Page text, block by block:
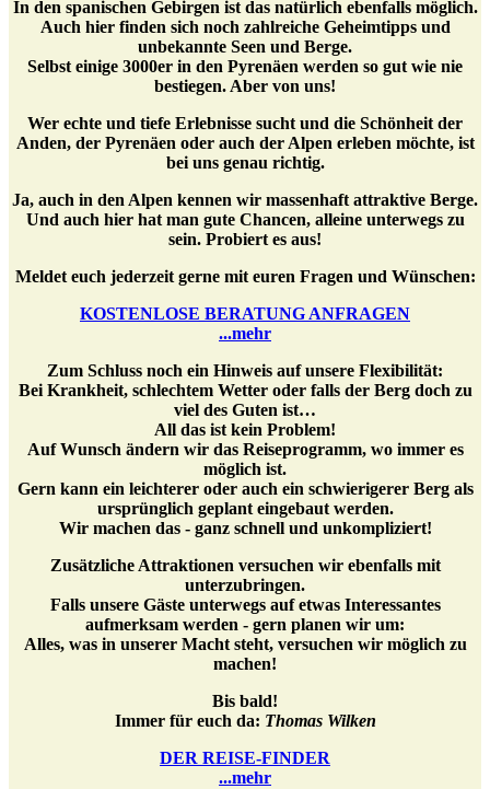
In den spanischen Gebirgen ist das natürlich ebenfalls möglich.
Auch hier finden sich noch zahlreiche Geheimtipps und
unbekannte Seen und Berge.
Selbst einige 3000er in den Pyrenäen werden so gut wie nie
bestiegen. Aber von uns!
Wer echte und tiefe Erlebnisse sucht und die Schönheit der
Anden, der Pyrenäen oder auch der Alpen erleben möchte, ist
bei uns genau richtig.
Ja, auch in den Alpen kennen wir massenhaft attraktive Berge.
Und auch hier hat man gute Chancen, alleine unterwegs zu
sein. Probiert es aus!
Meldet euch jederzeit gerne mit euren Fragen und Wünschen:
KOSTENLOSE BERATUNG ANFRAGEN
...mehr
Zum Schluss noch ein Hinweis auf unsere Flexibilität:
Bei Krankheit, schlechtem Wetter oder falls der Berg doch zu
viel des Guten ist…
All das ist kein Problem!
Auf Wunsch ändern wir das Reiseprogramm, wo immer es
möglich ist.
Gern kann ein leichterer oder auch ein schwierigerer Berg als
ursprünglich geplant eingebaut werden.
Wir machen das - ganz schnell und unkompliziert!
Zusätzliche Attraktionen versuchen wir ebenfalls mit
unterzubringen.
Falls unsere Gäste unterwegs auf etwas Interessantes
aufmerksam werden - gern planen wir um:
Alles, was in unserer Macht steht, versuchen wir möglich zu
machen!
Bis bald!
Immer für euch da: Thomas Wilken
DER REISE-FINDER
...mehr